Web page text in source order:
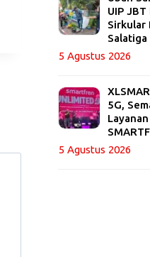
UIP
Sirkular
Salatiga
5 Agustus 2026
5G,
5 Agustus 2026